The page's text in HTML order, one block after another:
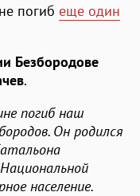
погиб еще один
Безбородове
.
погиб наш
Он родился
население.